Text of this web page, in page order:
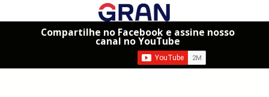
Compartilhe no Facebook e assine nosso
canal no YouTube